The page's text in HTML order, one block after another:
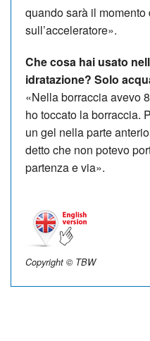
quando sarà il
sull’acceleratore».
Che cosa hai usato
idratazione? Solo
«Nella borraccia avevo
ho toccato la borraccia.
un gel nella parte
detto che non potevo
partenza e via».
Copyright © TBW